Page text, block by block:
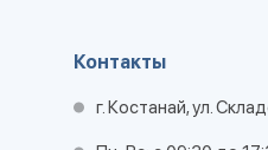
Контакты
г. Костанай, ул.